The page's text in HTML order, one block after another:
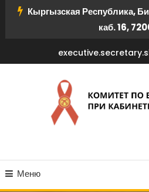
ПерейтиКыргызская Республика,
каб. 16,
КСОЗ ПРИ
Меню